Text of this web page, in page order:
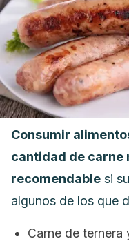
Consumir
cantidad de carne
recomendable si
algunos de los que
Carne de ternera